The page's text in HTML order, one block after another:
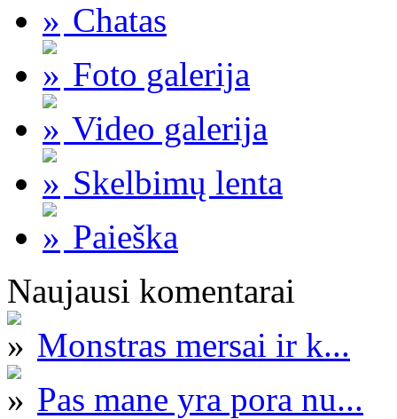
Chatas
Foto galerija
Video galerija
Skelbimų lenta
Paieška
Naujausi komentarai
Monstras mersai ir k...
Pas mane yra pora nu...